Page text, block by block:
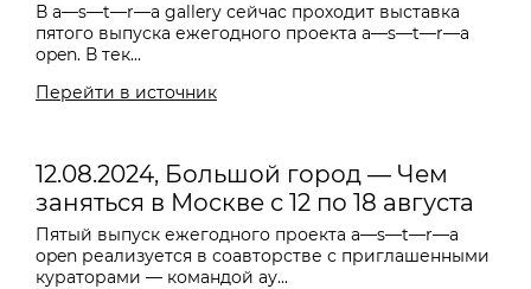
В a—s—t—r—a gallery сейчас проходит выставка
пятого выпуска ежегодного проекта a—s—t—r—a
open. В тек...
Перейти в источник
12.08.2024, Большой город — Чем
заняться в Москве с 12 по 18 августа
Пятый выпуск ежегодного проекта a—s—t—r—a
open реализуется в соавторстве с приглашенными
кураторами — командой ау...